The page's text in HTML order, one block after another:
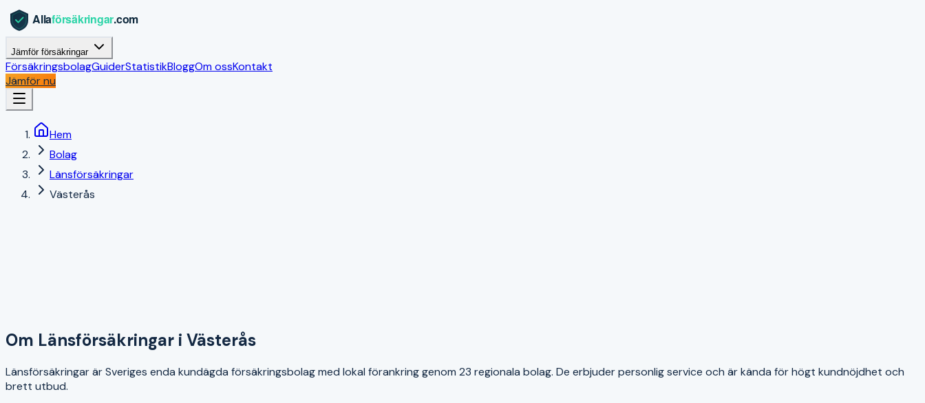
Jämför försäkringar
FörsäkringsbolagGuiderStatistikBloggOm ossKontakt
Jämför nu
Hem
Bolag
Länsförsäkringar
Västerås
Om Länsförsäkringar i Västerås
Länsförsäkringar är Sveriges enda kundägda försäkringsbolag med lokal förankring genom 23 regionala bolag. De erbjuder personlig service och är kända för högt kundnöjdhet och
brett utbud.